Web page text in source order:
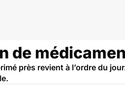
de
près revient à l’ordre du